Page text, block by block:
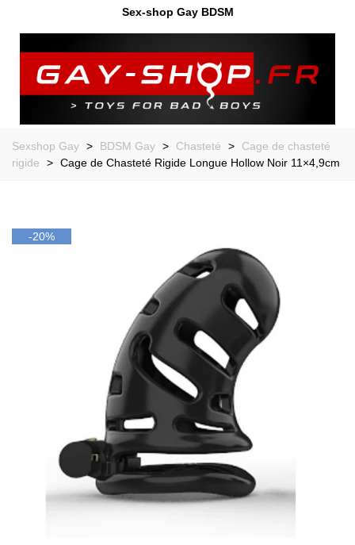
Sex-shop Gay BDSM
Sexshop Gay > BDSM Gay > Chasteté >
Cage de chasteté
rigide
> Cage de Chasteté Rigide Longue Hollow Noir 11×4,9cm
-20%